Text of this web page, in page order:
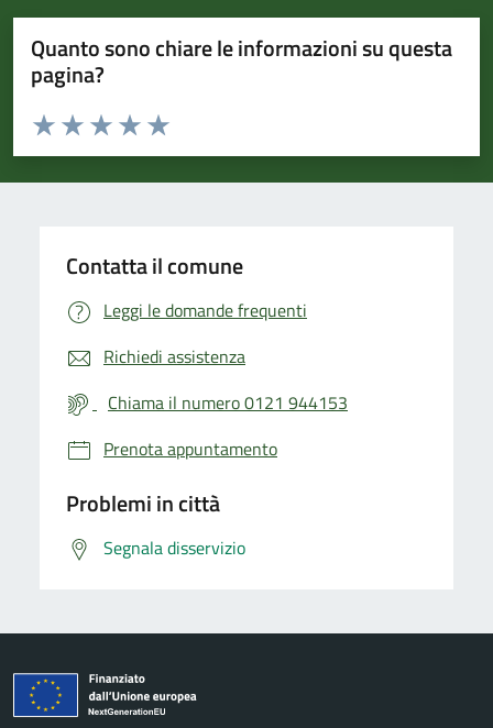
Quanto sono chiare le informazioni su questa
pagina?
Valuta da 1 a 5 stelle la pagina
Valuta 5 stelle su 5
Valuta 4 stelle su 5
Valuta 3 stelle su 5
Valuta 2 stelle su 5
Valuta 1 stelle su 5
Contatta il comune
Leggi le domande frequenti
Richiedi assistenza
Chiama il numero 0121 944153
Prenota appuntamento
Problemi in città
Segnala disservizio